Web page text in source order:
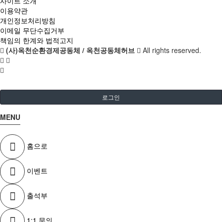
이용약관
개인정보처리방침
이메일 무단수집거부
책임의 한계와 법적고지
(사)옥천순환경제공동체 / 옥천공동체허브
All rights reserved.
로그인
MENU
홈으로
이벤트
출석부